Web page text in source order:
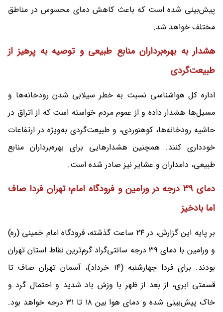
پیش‌بینی شده است که باعث کاهش دمای محسوس در مناطق
مختلف خواهد شد.
هشدار به بهره‌برداران منابع طبیعی و توصیه به پرهیز از
طبیعت‌گردی
اداره کل هواشناسی نسبت به خطر سیلابی شدن رودخانه‌ها و
مسیل‌ها هشدار داده و از عموم مردم خواسته است که از اتراق در
حاشیه رودخانه‌ها، کوهنوردی، و طبیعت‌گردی به‌ویژه در ارتفاعات
خودداری کنند. همچنین هشدارهایی برای بهره‌برداران منابع
طبیعی، دامداران و عشایر نیز صادر شده است.
دمای ۳۹ درجه در ورامین و فرودگاه امام؛ تهران فردا صاف
اما بادخیز
بر پایه این گزارش، در ۲۴ ساعت گذشته، فرودگاه امام خمینی (ره)
و ورامین با دمای ۳۹ درجه سانتی‌گراد گرم‌ترین نقاط استان تهران
بودند. برای فردا چهارشنبه (۱۴ خرداد)، آسمان تهران صاف تا
قسمتی ابری، از بعد از ظهر با وزش باد شدید و احتمال گرد و
خاک پیش‌بینی شده و دمای هوا بین ۱۸ تا ۳۱ درجه خواهد بود.